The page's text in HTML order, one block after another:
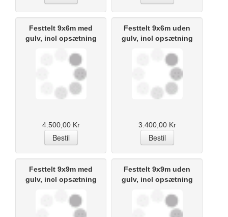
Festtelt 9x6m med
gulv, incl opsætning
4.500,00 Kr
Festtelt 9x6m uden
gulv, incl opsætning
3.400,00 Kr
Festtelt 9x9m med
gulv, incl opsætning
Festtelt 9x9m uden
gulv, incl opsætning